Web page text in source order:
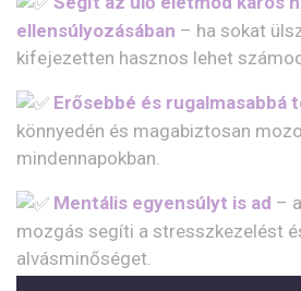
ellensúlyozásában – ha sokat
kifejezetten hasznos lehet
Erősebbé és rugalmasabbá
könnyedén és magabiztosan
mindennapokban.
Mentális egyensúlyt is ad –
mozgás segíti a stresszkezelést
alvásminőséget.